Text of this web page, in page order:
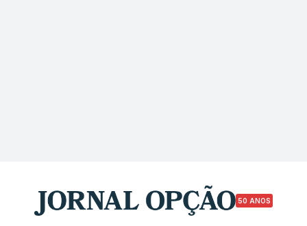
50 ANOS